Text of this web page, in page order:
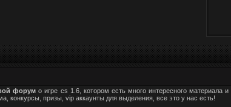
форум о игре cs 1.6, котором есть много интересного
конкурсы, призы, vip аккаунты для выделения, все это у нас есть!